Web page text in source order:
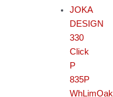
JOKA
DESIGN
330
Click
P
835P
WhLimOak